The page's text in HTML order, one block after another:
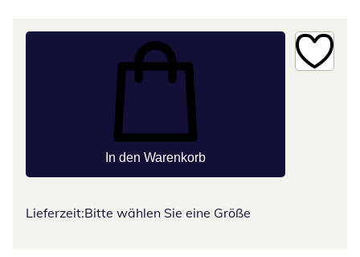
In den Warenkorb
Lieferzeit:Bitte wählen Sie eine Größe